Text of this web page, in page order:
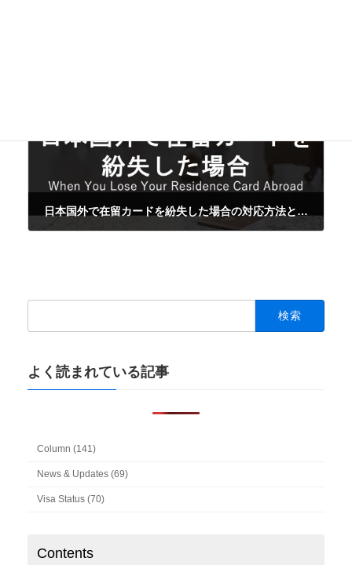
日本国外で在留カードを紛失した場合の対応方法と再交付手続き
検
よく読まれている記事
Column (141)
News & Updates (69)
Visa Status (70)
Contents